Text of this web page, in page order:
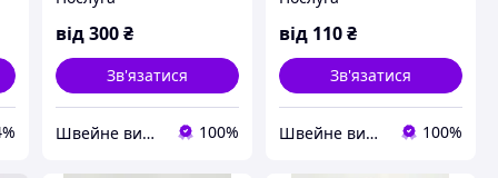
бананок від 10 штук із
логотипом. Пошив
сумок на пояс
від 300 ₴
Зв'язатися
Швейне виробництво сумково-рюкзачної та термопродукції 100%
сумок для робитників
ресторанів та кафе
від 110₴
Зв'язатися
Швейне виробництво сумково-рюкзачної та термопродукції 100%